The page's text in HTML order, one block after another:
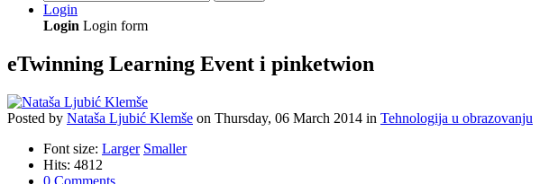
Login
Login Login form
eTwinning Learning Event i pinketwion
Posted by Nataša Ljubić Klemše on Thursday, 06 March 2014 in Tehnologija u obrazovanju
Font size: Larger Smaller
Hits: 4812
0 Comments